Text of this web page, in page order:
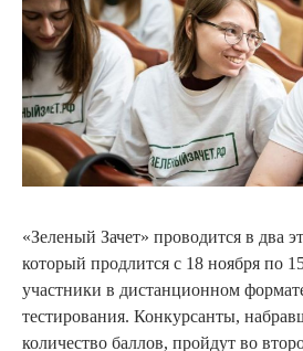
«Зеленый Зачет» проводится в два
который продлится с 18 ноября по
участники в дистанционном
тестирования. Конкурсанты,
количество баллов, пройдут во